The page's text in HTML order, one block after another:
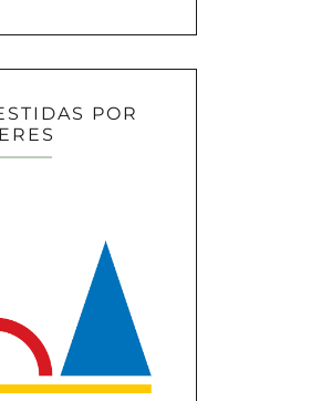
POR